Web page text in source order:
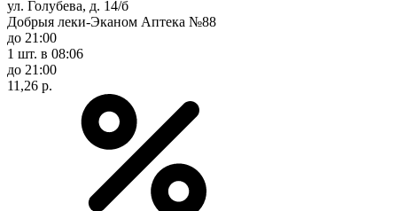
ул. Голубева, д. 14/б
Добрыя леки-Эканом Аптека №88
до 21:00
1 шт. в 08:06
до 21:00
11,26 р.